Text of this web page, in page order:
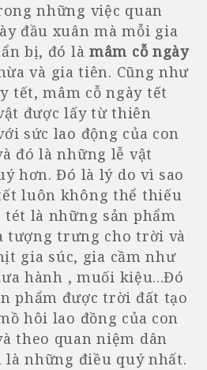
những việc quan
đầu xuân mà mỗi gia
bị, đó là mâm cỗ ngày
và gia tiên. Cũng như
tết, mâm cỗ ngày tết
được lấy từ thiên
sức lao động của con
đó là những lễ vật
hơn. Đó là lý do vì sao
luôn không thể thiếu
là những sản phẩm
tượng trưng cho trời và
gia súc, gia cầm như
hành , muối kiệu...Đó
phẩm được trời đất tạo
hôi lao đồng của con
theo quan niệm dân
những điều quý nhất.